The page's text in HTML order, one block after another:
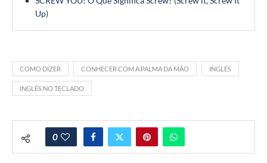
Up)
COMO DIZER CONHECER COM A PALMA DA MÃO INGLÊS
INGLÊS NO TECLADO
0